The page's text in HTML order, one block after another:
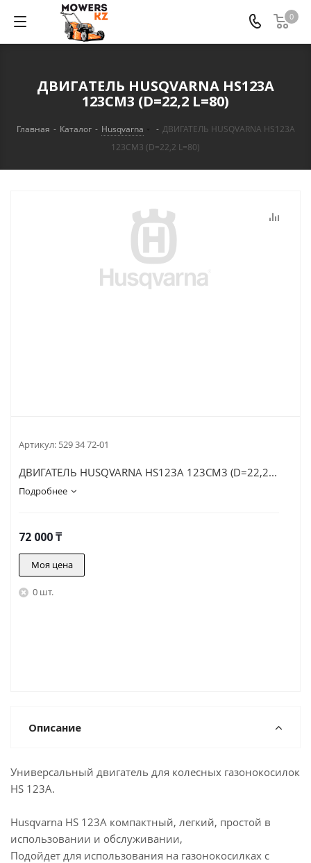
0
ДВИГАТЕЛЬ HUSQVARNA HS123A
123СМ3 (D=22,2 L=80)
Главная - Каталог - Husqvarna - ДВИГАТЕЛЬ HUSQVARNA HS123A
123СМ3 (D=22,2 L=80)
Артикул: 529 34 72-01
ДВИГАТЕЛЬ HUSQVARNA HS123A 123СМ3 (D=22,2...
Подробнее
72 000₸
Моя цена
0 шт.
Описание
Универсальный двигатель для колесных газонокосилок
HS 123A.
Husqvarna HS 123A компактный, легкий, простой в
использовании и обслуживании,
Подойдет для использования на газонокосилках с